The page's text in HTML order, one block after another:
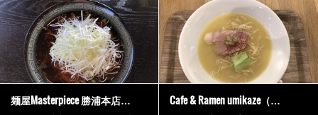
麺屋Masterpiece 勝浦本店… Cafe & Ramen umikaze（…